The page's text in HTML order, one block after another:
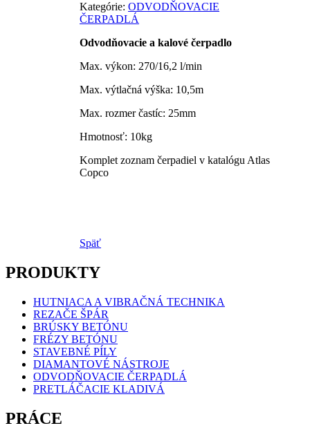
Kategórie:ODVODŇOVACIE
ČERPADLÁ
Odvodňovacie a kalové čerpadlo
Max. výkon: 270/16,2 l/min
Max. výtlačná výška: 10,5m
Max. rozmer častíc: 25mm
Hmotnosť: 10kg
Komplet zoznam čerpadiel v katalógu Atlas
Copco
Späť
PRODUKTY
HUTNIACA A VIBRAČNÁ TECHNIKA
REZAČE ŠPÁR
BRÚSKY BETÓNU
FRÉZY BETÓNU
STAVEBNÉ PÍLY
DIAMANTOVÉ NÁSTROJE
ODVODŇOVACIE ČERPADLÁ
PRETLÁČACIE KLADIVÁ
PRÁCE